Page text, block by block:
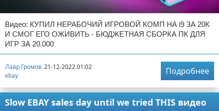
Видео: КУПИЛ НЕРАБОЧИЙ ИГРОВОЙ КОМП НА i9 ЗА 20К
И СМОГ ЕГО ОЖИВИТЬ - БЮДЖЕТНАЯ СБОРКА ПК ДЛЯ
ИГР ЗА 20.000
Лавр Громов 21-12-2022 01:02
ebay
Подробнее
Slow EBAY sales day until we tried THIS видео